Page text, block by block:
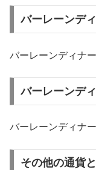
バーレーンデ
バーレーンディナ
バーレーンデ
バーレーンディナ
その他の通貨